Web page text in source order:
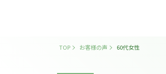
TOP お客様の声 60代女性